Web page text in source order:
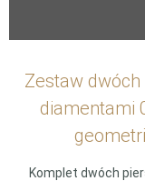
Zestaw dwóch
diamentami
Komplet dwóch